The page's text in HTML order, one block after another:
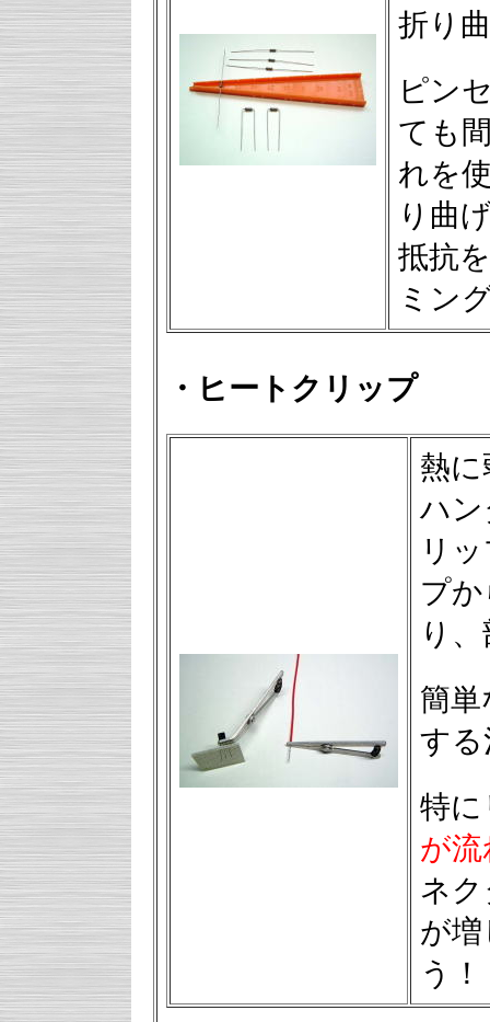
折り
ピン
ても
れを
り曲
抵抗
ミン
・ヒートクリップ
熱
ハ
リ
プ
り
簡
する
特に
が
ネ
が
う！